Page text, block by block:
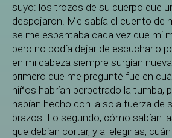
suyo: los trozos de su cuerpo que
despojaron. Me sabía el cuento de
se me espantaba cada vez que mi
pero no podía dejar de escucharlo
en mi cabeza siempre surgían
primero que me pregunté fue en
niños habrían perpetrado la tumba,
habían hecho con la sola fuerza de
brazos. Lo segundo, cómo sabían
que debían cortar, y al elegirlas,